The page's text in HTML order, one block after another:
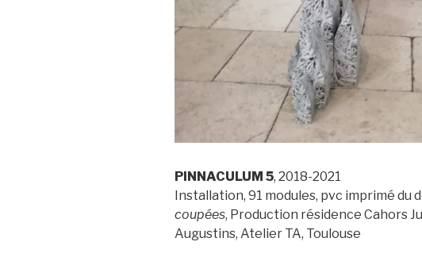
PINNACULUM 5, 2018-2021
Installation, 91 modules, pvc imprimé du
coupées, Production résidence Cahors
Augustins, Atelier TA, Toulouse